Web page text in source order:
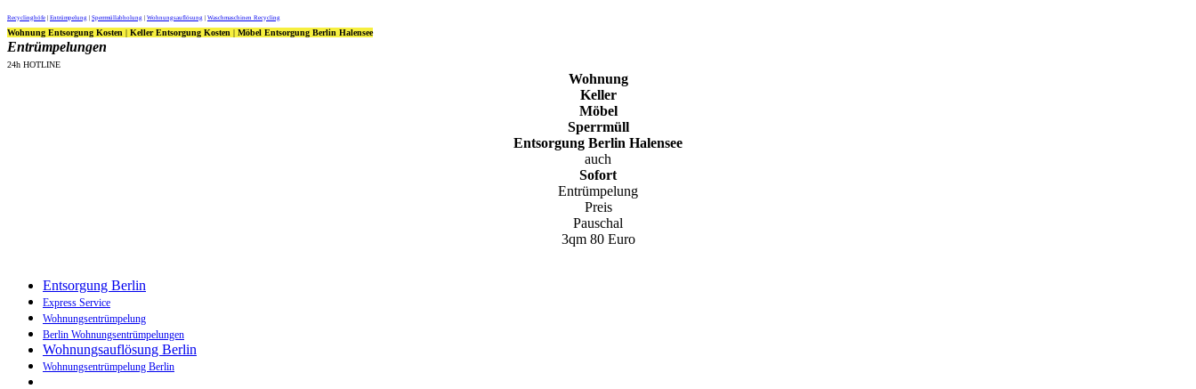
Recyclinghöfe Entrümpelung Sperrmüllabholung Wohnungsauflösung Waschmaschinen Recycling
Wohnung Entsorgung Kosten | Keller Entsorgung Kosten | Möbel Entsorgung Berlin Halensee
Entrümpelungen
24h HOTLINE
Wohnung
Keller
Möbel
Sperrmüll
Entsorgung Berlin Halensee
auch
Sofort
Entrümpelung
Preis
Pauschal
3qm 80 Euro
Entsorgung Berlin
Express Service
Wohnungsentrümpelung
Berlin Wohnungsentrümpelungen
Wohnungsauflösung Berlin
Wohnungsentrümpelung Berlin